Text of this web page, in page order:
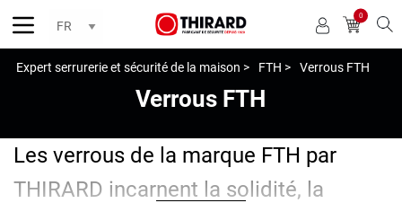
0
Expert serrurerie et sécurité de la maison > FTH > Verrous FTH
Verrous FTH
Les verrous de la marque FTH par
THIRARD incarnent la solidité, la